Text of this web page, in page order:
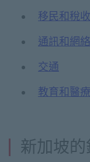
移民和稅收
通訊和網絡
交通
教育和醫療
新加坡